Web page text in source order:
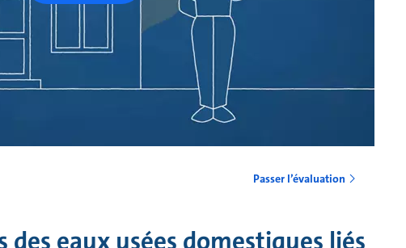
Passer l’évaluation
des eaux usées domestiques liés